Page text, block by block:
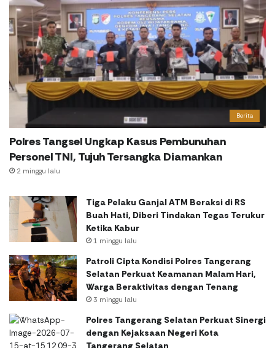
Berita
Polres Tangsel Ungkap Kasus Pembunuhan
Personel TNI, Tujuh Tersangka Diamankan
2 minggu lalu
Tiga Pelaku Ganjal ATM Beraksi di RS
Buah Hati, Diberi Tindakan Tegas Terukur
Ketika Kabur
1 minggu lalu
Patroli Cipta Kondisi Polres Tangerang
Selatan Perkuat Keamanan Malam Hari,
Warga Beraktivitas dengan Tenang
3 minggu lalu
Polres Tangerang Selatan Perkuat Sinergi
dengan Kejaksaan Negeri Kota
Tangerang Selatan